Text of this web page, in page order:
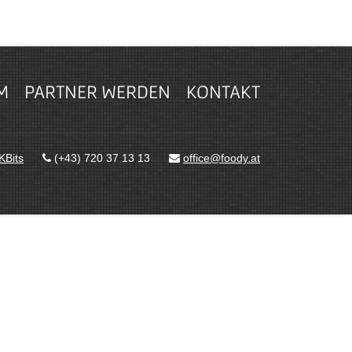
PARTNER WERDEN KONTAKT
(+43) 720 37 13 13 office@foody.at